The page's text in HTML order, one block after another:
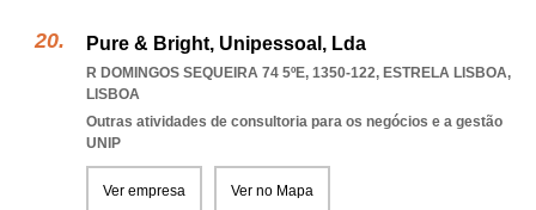
Pure & Bright, Unipessoal, Lda
R DOMINGOS SEQUEIRA 74 5ºE, 1350-122, ESTRELA LISBOA,
LISBOA
Outras atividades de consultoria para os negócios e a gestão
UNIP
Ver empresa Ver no Mapa